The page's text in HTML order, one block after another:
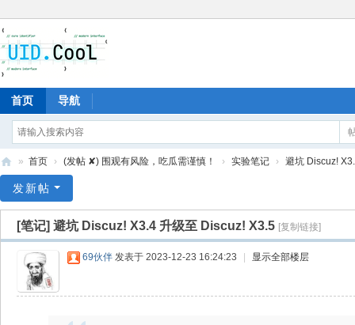
首页 导航
爱
» 首页 › (发帖 ✘) 围观有风险，吃瓜需谨慎！ › 实验笔记 › 避坑 Discuz!
发新帖
[笔记] 避坑 Discuz! X3.4 升级至 Discuz! X3.5 [复制链接]
69伙伴 发表于 2023-12-23 16:24:23 显示全部楼层